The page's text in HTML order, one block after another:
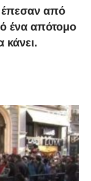
έπεσαν από
ένα απότομο